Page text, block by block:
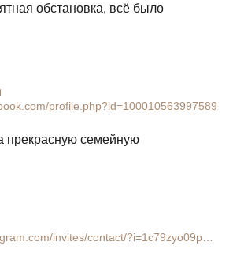
обстановка, всё было
profile.php?id=100010563997589
прекрасную семейную